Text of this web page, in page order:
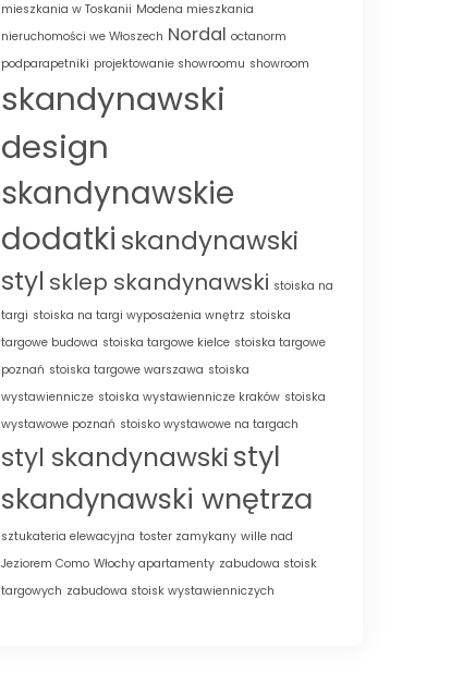
mieszkania w Toskanii Modena mieszkania
nieruchomości we Włoszech Nordal octanorm
podparapetniki projektowanie showroomu showroom
skandynawski
design
skandynawskie
dodatki skandynawski
styl sklep skandynawski stoiska na
targi stoiska na targi wyposażenia wnętrz stoiska
targowe budowa stoiska targowe kielce stoiska targowe
poznań stoiska targowe warszawa stoiska
wystawiennicze stoiska wystawiennicze kraków stoiska
wystawowe poznań stoisko wystawowe na targach
styl skandynawskistyl
skandynawski wnętrza
sztukateria elewacyjna toster zamykany wille nad
Jeziorem Como Włochy apartamenty zabudowa stoisk
targowych zabudowa stoisk wystawienniczych